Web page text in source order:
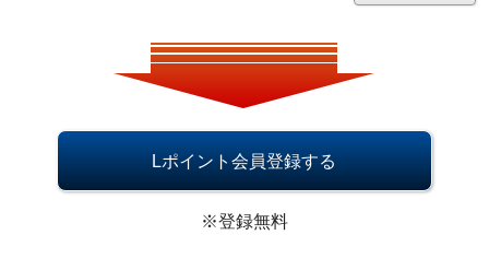
Lポイント会員登録する
※登録無料